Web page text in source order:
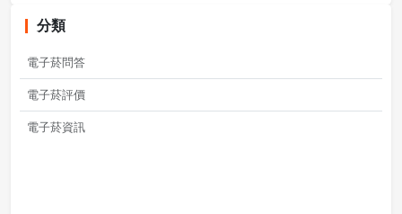
分類
電子菸問答
電子菸評價
電子菸資訊